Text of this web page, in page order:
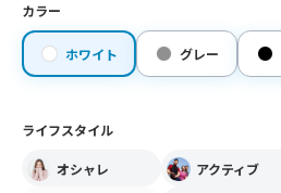
カラー
ホワイト グレー
ライフスタイル
オシャレ アクティブ